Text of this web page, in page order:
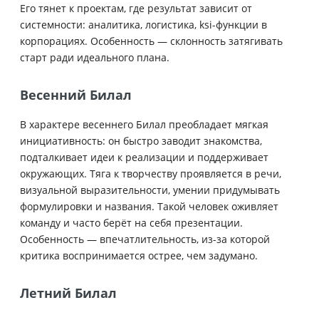
Его тянет к проектам, где результат зависит от
системности: аналитика, логистика, ksi-функции в
корпорациях. Особенность — склонность затягивать
старт ради идеального плана.
Весенний Билал
В характере весеннего Билал преобладает мягкая
инициативность: он быстро заводит знакомства,
подталкивает идеи к реализации и поддерживает
окружающих. Тяга к творчеству проявляется в речи,
визуальной выразительности, умении придумывать
формулировки и названия. Такой человек оживляет
команду и часто берёт на себя презентации.
Особенность — впечатлительность, из-за которой
критика воспринимается острее, чем задумано.
Летний Билал